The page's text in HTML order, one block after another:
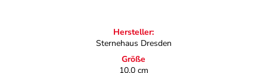
Hersteller:
Sternehaus Dresden
Größe
10,0 cm